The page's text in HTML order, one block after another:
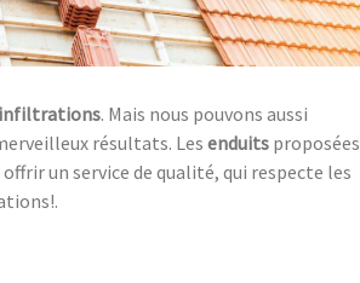
. Mais nous pouvons aussi
résultats. Les enduits proposées
un service de qualité, qui respecte les